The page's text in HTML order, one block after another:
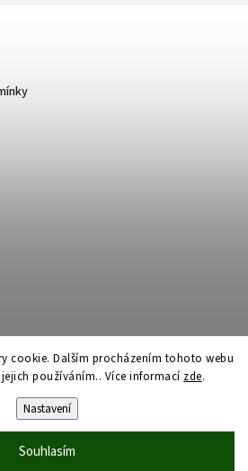
cookie. Dalším procházením tohoto webu
používáním.. Více informací zde.
Nastavení
Souhlasím
Onyx. Všechna práva vyhrazena.